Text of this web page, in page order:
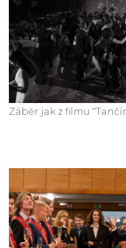
Záběr jak z filmu